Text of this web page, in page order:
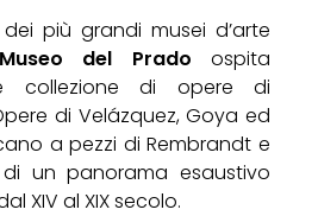
più grandi musei d’arte
Museo del Prado ospita
collezione di opere di
di Velázquez, Goya ed
a pezzi di Rembrandt e
un panorama esaustivo
XIV al XIX secolo.